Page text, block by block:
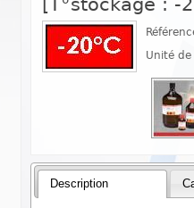
Unité
Description